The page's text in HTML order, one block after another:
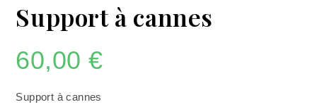
Support à cannes
60,00 €
Support à cannes